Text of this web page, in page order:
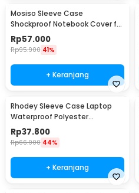
Mosiso Sleeve Case
Shockproof Notebook Cover for
Laptop 15.6 Inch - C0412
Rp57.000
Rp95.900 41%
+ Keranjang
Rhodey Sleeve Case Laptop
Waterproof Polyester
Neoprene Bag 13 Inch - L123F
Rp37.800
Rp66.900 44%
+ Keranjang